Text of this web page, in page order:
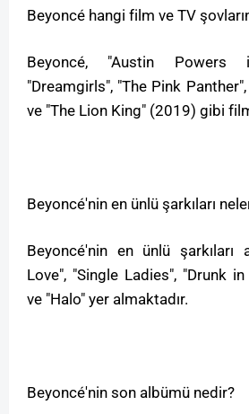
Beyoncé hangi film ve TV
Beyoncé, "Austin Powers
"Dreamgirls", "The Pink
ve "The Lion King" (2019) gibi
Beyoncé'nin en ünlü şarkıları
Beyoncé'nin en ünlü şarkıları
Love", "Single Ladies", "Drunk
ve "Halo" yer almaktadır.
Beyoncé'nin son albümü nedir?